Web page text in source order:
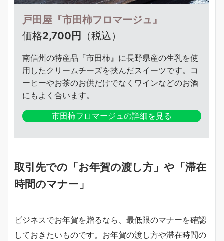
戸田屋『市田柿フロマージュ』
価格2,700円 （税込）
南信州の特産品『市田柿』に長野県産の生乳を使
用したクリームチーズを挟んだスイーツです。コ
ーヒーやお茶のお供だけでなくワインなどのお酒
にもよく合います。
市田柿フロマージュの詳細を見る
取引先での「お年賀の渡し方」や「滞在
時間のマナー」
ビジネスでお年賀を贈るなら、最低限のマナーを確認
しておきたいものです。お年賀の渡し方や滞在時間の